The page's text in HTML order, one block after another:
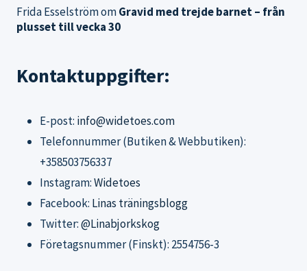
Frida EsselströmomGravid med trejde barnet – från
plusset till vecka 30
Kontaktuppgifter:
E-post: info@widetoes.com
Telefonnummer (Butiken & Webbutiken):
+358503756337
Instagram:Widetoes
Facebook: Linas träningsblogg
Twitter:@Linabjorkskog
Företagsnummer (Finskt): 2554756-3